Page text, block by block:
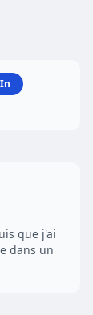
que j'ai
dans un